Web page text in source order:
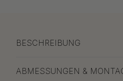
BESCHREIBUNG
ABMESSUNGEN &